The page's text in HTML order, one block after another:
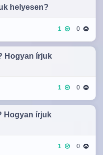
helyesen?
1 0
Hogyan írjuk
1 0
Hogyan írjuk
1 0